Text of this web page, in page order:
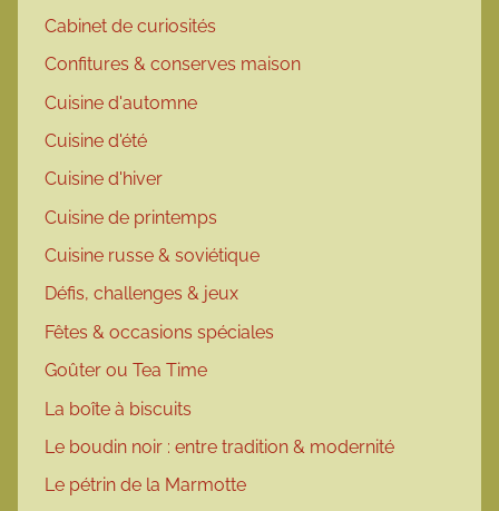
Cabinet de curiosités
Confitures & conserves maison
Cuisine d'automne
Cuisine d'été
Cuisine d'hiver
Cuisine de printemps
Cuisine russe & soviétique
Défis, challenges & jeux
Fêtes & occasions spéciales
Goûter ou Tea Time
La boîte à biscuits
Le boudin noir : entre tradition & modernité
Le pétrin de la Marmotte